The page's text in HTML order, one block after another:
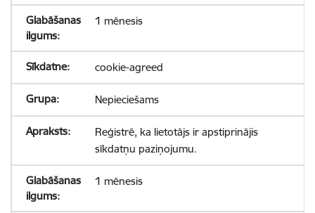
1 mēnesis
cookie-agreed
Nepieciešams
Reģistrē, ka lietotājs ir apstiprinājis
sīkdatņu paziņojumu.
1 mēnesis